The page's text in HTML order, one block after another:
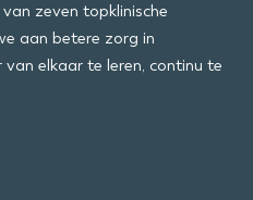
zeven topklinische
aan betere zorg in
elkaar te leren, continu te